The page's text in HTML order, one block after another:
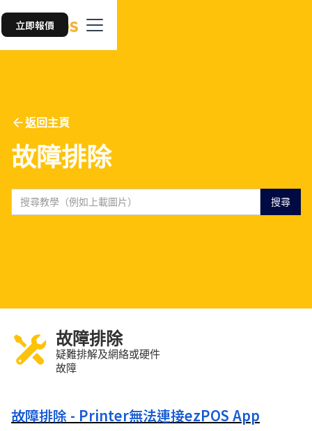
立即報價
返回主頁
故障排除
故障排除
疑難排解及網絡或硬件
故障
故障排除 - Printer無法連接ezPOS App